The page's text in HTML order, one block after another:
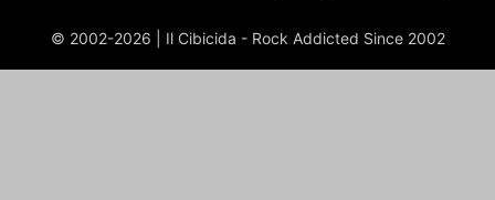
© 2002-2026 | Il Cibicida - Rock Addicted Since 2002